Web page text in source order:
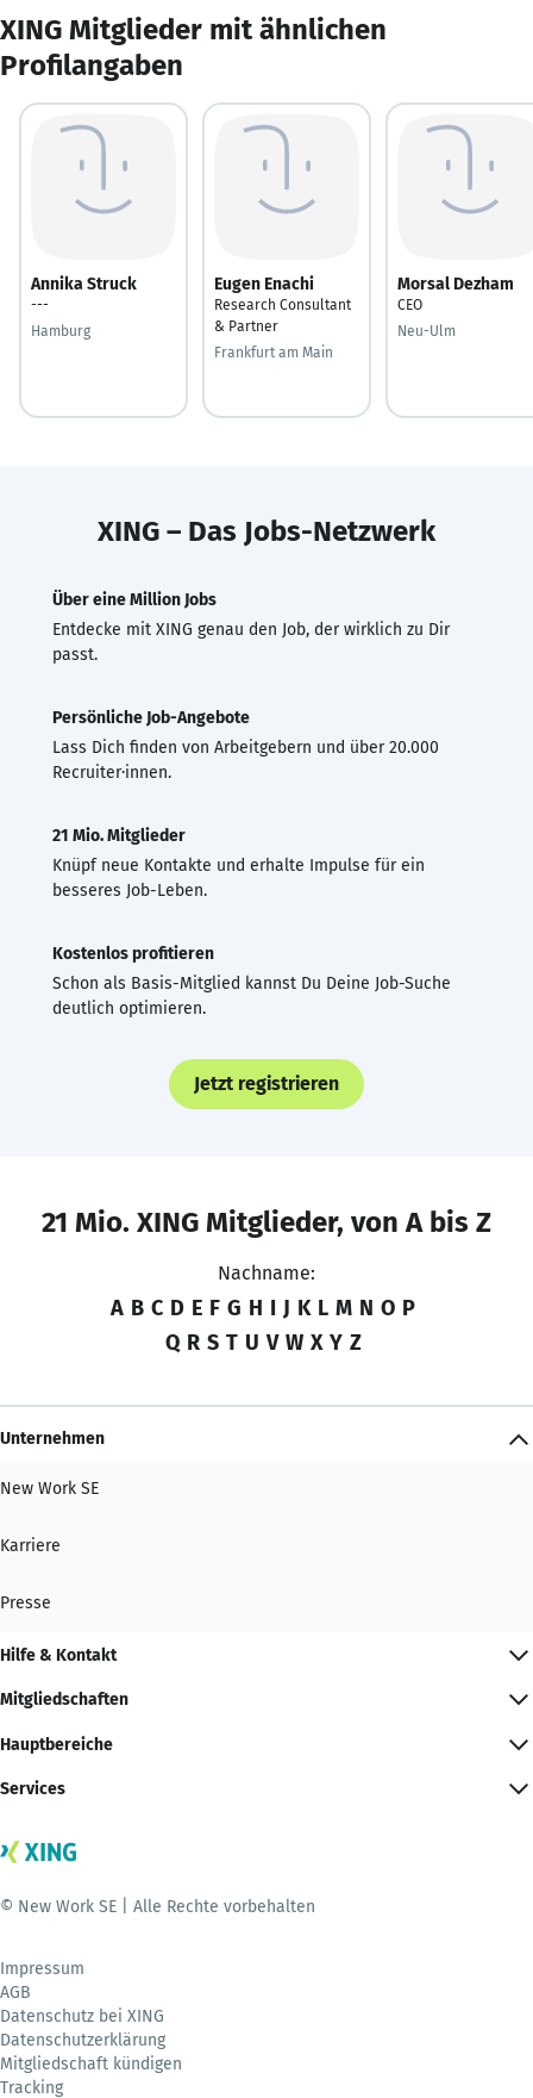
XING Mitglieder mit ähnlichen
Profilangaben
Annika Struck
---
Hamburg
Eugen Enachi
Research Consultant
& Partner
Frankfurt am Main
Morsal Dezham
CEO
Neu-Ulm
XING – Das Jobs-Netzwerk
Über eine Million Jobs
Entdecke mit XING genau den Job, der wirklich zu Dir
passt.
Persönliche Job-Angebote
Lass Dich finden von Arbeitgebern und über 20.000
Recruiter·innen.
21 Mio. Mitglieder
Knüpf neue Kontakte und erhalte Impulse für ein
besseres Job-Leben.
Kostenlos profitieren
Schon als Basis-Mitglied kannst Du Deine Job-Suche
deutlich optimieren.
Jetzt registrieren
21 Mio. XING Mitglieder, von A bis Z
Nachname:
A B C D E F G H I J K L M N O P
Q R S T U V W X Y Z
Unternehmen
New Work SE
Karriere
Presse
Hilfe & Kontakt
Mitgliedschaften
Hauptbereiche
Services
© New Work SE | Alle Rechte vorbehalten
Impressum
AGB
Datenschutz bei XING
Datenschutzerklärung
Mitgliedschaft kündigen
Tracking